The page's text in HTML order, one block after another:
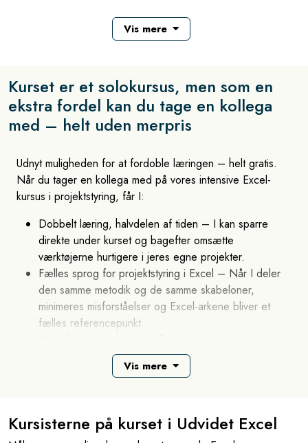
Kurset er målrettet til brugere af Excel, der gerne vil spare tid,
Kurset tager udgangspunkt i den viden og erfaring som Excel-
brugere har, og ruster dem til at benytte Excel mere
kompetent og effektivt. Endvidere giver kurset viden og
baggrund om emner, der kan udvide brugen af Excel som
Vore undervisere er Microsoft certificeret, og arbejder
løbende med både undervisning og konsulentassistance, og
er derfor i stand til at målrette undervisningen med en lang
række praktiske erfaringer og eksempler fra målgruppens
typiske opgaver.
Introduktion med Tips og Tricks - øvelser
Lær f.eks. gode tips til brug af fyldhåndtag, navigering
og markering, effektive formateringstricks, autodisposition
og tricks til kopiering af formler og funktioner
funktioner og formler i Excel
Vis mere
Kurset er et solokursus, men som en
ekstra fordel kan du tage en kollega
med – helt uden merpris
Udnyt muligheden for at fordoble læringen – helt gratis.
Når du tager en kollega med på vores intensive Excel-
kursus i projektstyring, får I:
Dobbelt læring, halvdelen af tiden – I kan sparre
direkte under kurset og bagefter omsætte
værktøjerne hurtigere i jeres egne projekter.
Fælles sprog for projektstyring i Excel – Når I deler
den samme metodik og de samme skabeloner,
minimeres misforståelser og Excel-arkene bliver et
fælles referencepunkt.
chancen for, at nye processer faktisk bliver
implementeret og forankret på tværs af teamet.
Fælles referenceramme – I lærer de samme metoder
og skabeloner, så I kan omsætte dem direkte i jeres
Vis mere
Kursisterne på kurset i Udvidet Excel